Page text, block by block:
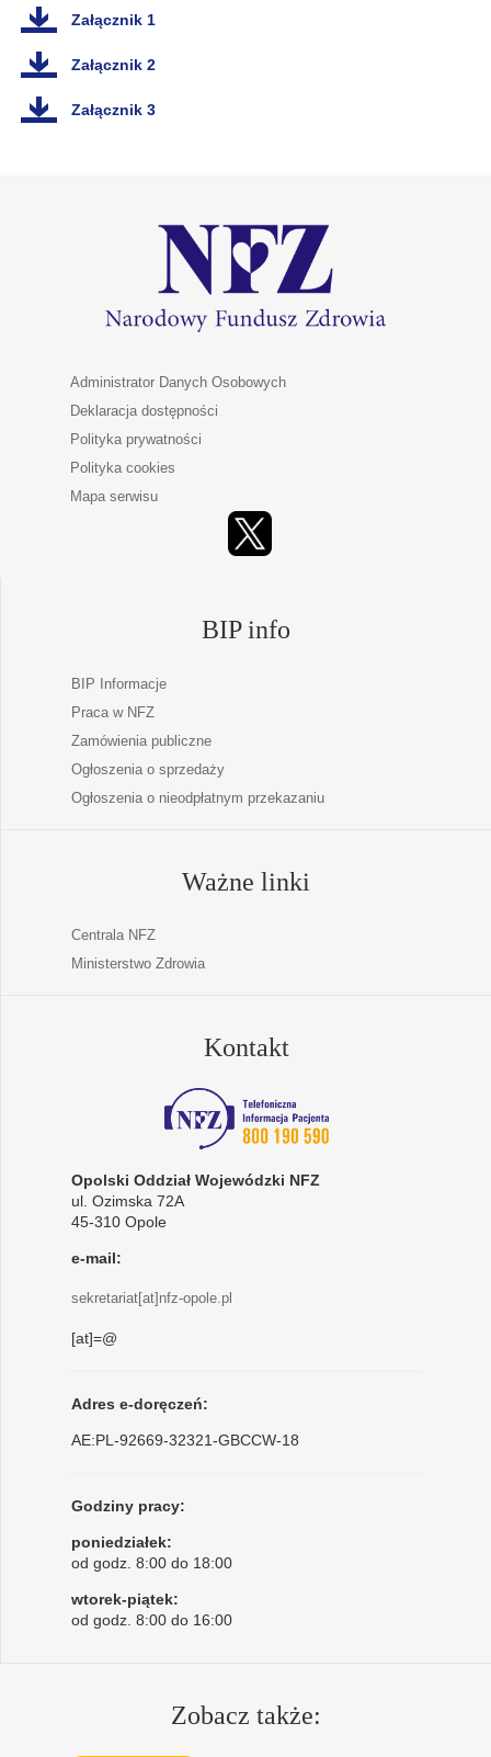
Załącznik 1
Załącznik 2
Załącznik 3
Administrator Danych Osobowych
Deklaracja dostępności
Polityka prywatności
Polityka cookies
Mapa serwisu
BIP info
BIP Informacje
Praca w NFZ
Zamówienia publiczne
Ogłoszenia o sprzedaży
Ogłoszenia o nieodpłatnym przekazaniu
Ważne linki
Centrala NFZ
Ministerstwo Zdrowia
Kontakt
Opolski Oddział Wojewódzki NFZ
ul. Ozimska 72A
45-310 Opole
e-mail:
sekretariat[at]nfz-opole.pl
[at]=@
Adres e-doręczeń:
AE:PL-92669-32321-GBCCW-18
Godziny pracy:
poniedziałek:
od godz. 8:00 do 18:00
wtorek-piątek:
od godz. 8:00 do 16:00
Zobacz także: